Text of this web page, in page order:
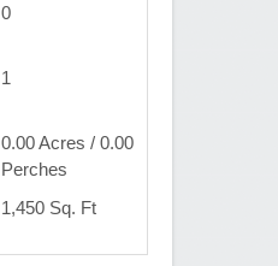
0
1
0.00 Acres / 0.00
Perches
1,450 Sq. Ft